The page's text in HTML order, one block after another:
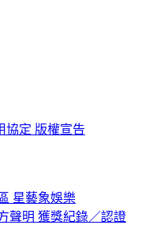
協定 版權宣告
星藝象娛樂
聲明 獲獎紀錄／認證